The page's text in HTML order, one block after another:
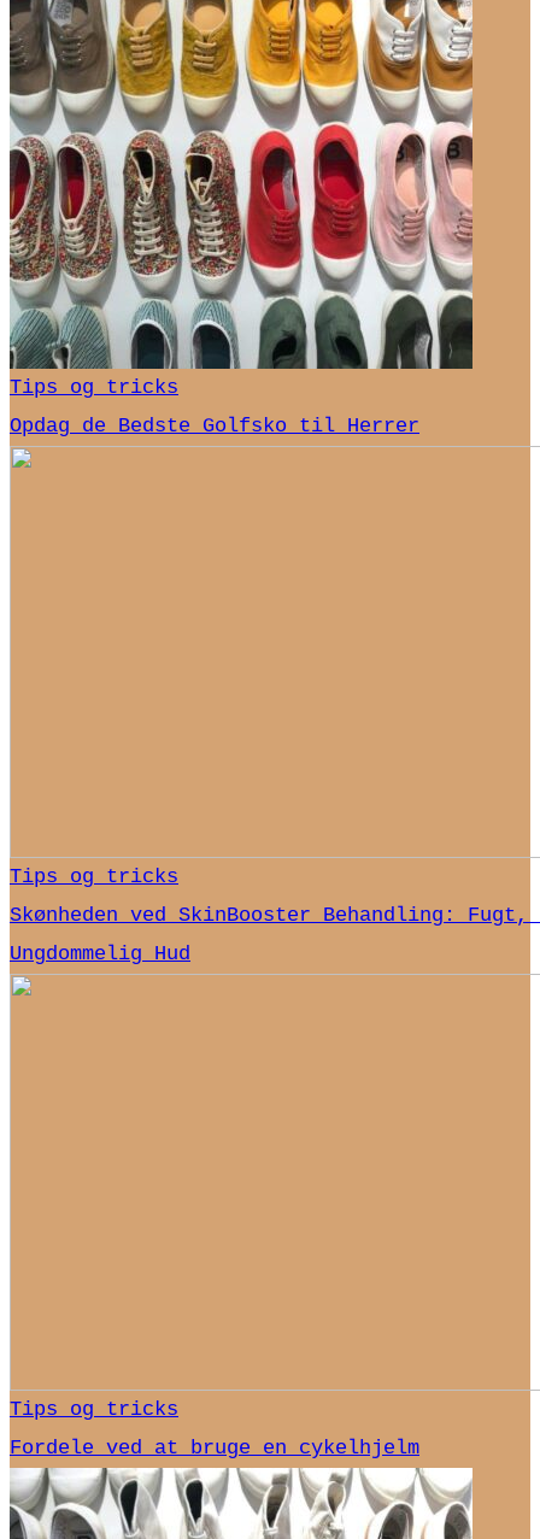
Tips og tricks
Opdag de Bedste Golfsko til Herrer
Tips og tricks
Skønheden ved SkinBooster Behandling: Fugt,
Ungdommelig Hud
Tips og tricks
Fordele ved at bruge en cykelhjelm